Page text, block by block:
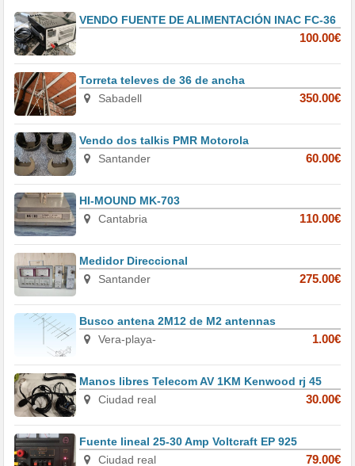
VENDO FUENTE DE ALIMENTACIÓN INAC FC-36
100.00€
Torreta televes de 36 de ancha
Sabadell
350.00€
Vendo dos talkis PMR Motorola
Santander
60.00€
HI-MOUND MK-703
Cantabria
110.00€
Medidor Direccional
Santander
275.00€
Busco antena 2M12 de M2 antennas
Vera-playa-
1.00€
Manos libres Telecom AV 1KM Kenwood rj 45
Ciudad real
30.00€
Fuente lineal 25-30 Amp Voltcraft EP 925
Ciudad real
79.00€